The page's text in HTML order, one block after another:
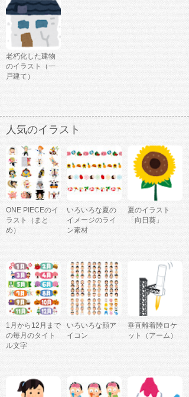
老朽化した建物
のイラスト（一
戸建て）
人気のイラスト
ONE PIECEのイ
ラスト（まと
め）
いろいろな夏の
イメージのライ
ン素材
夏のイラスト
「向日葵」
1月から12月まで
の毎月のタイト
ル文字
いろいろな顔ア
イコン
垂直離着陸ロケ
ット（アーム）